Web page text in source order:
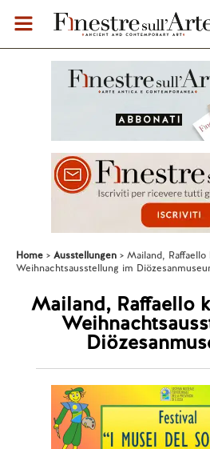
Home Ausstellungen
Mailand,
Weihnachtsausstellung im
Mailand, Raffaello